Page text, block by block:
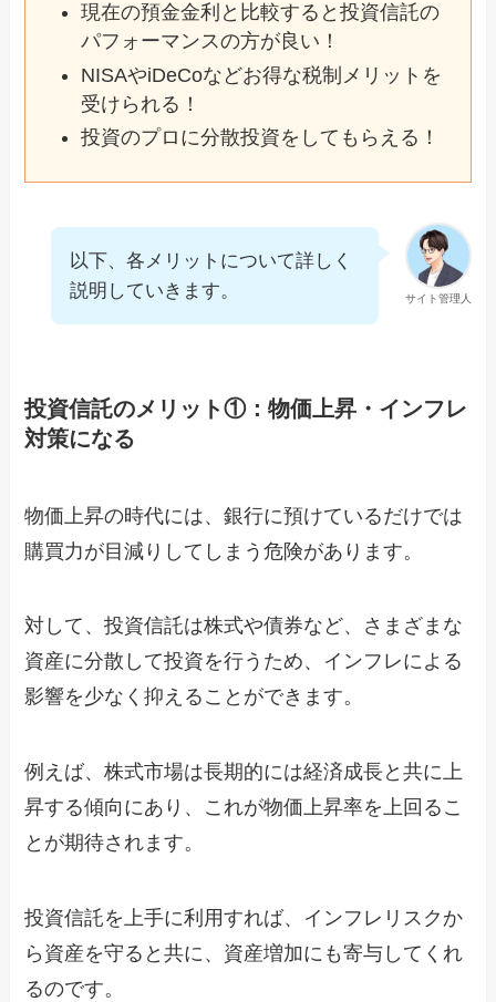
現在の預金金利と比較すると投資信託の
パフォーマンスの方が良い！
NISAやiDeCoなどお得な税制メリットを
受けられる！
投資のプロに分散投資をしてもらえる！
サイト管理人
以下、各メリットについて詳しく
説明していきます。
投資信託のメリット①：物価上昇・インフレ
対策になる
物価上昇の時代には、銀行に預けているだけでは
購買力が目減りしてしまう危険があります。
対して、投資信託は株式や債券など、さまざまな
資産に分散して投資を行うため、インフレによる
影響を少なく抑えることができます。
例えば、株式市場は長期的には経済成長と共に上
昇する傾向にあり、これが物価上昇率を上回るこ
とが期待されます。
投資信託を上手に利用すれば、インフレリスクか
ら資産を守ると共に、資産増加にも寄与してくれ
るのです。